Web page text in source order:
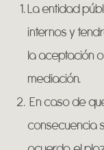
La entidad
internos y
la aceptación
mediación.
En caso de
consecuencia